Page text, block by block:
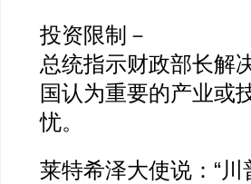
投资限制－
总统指示财政部长解
国认为重要的产业或
忧。
莱特希泽大使说：“